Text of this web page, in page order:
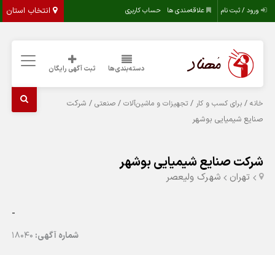
انتخاب استان ورود / ثبت نام علاقه‌مندی ها حساب کاربری
دسته‌بندی‌ها ثبت آگهی رایگان
خانه /برای کسب و کار /تجهیزات و ماشین‌آلات /صنعتی / شرکت
صنایع شیمیایی بوشهر
شرکت صنایع شیمیایی بوشهر
تهران شهرک ولیعصر
-
شماره آگهی: 18040